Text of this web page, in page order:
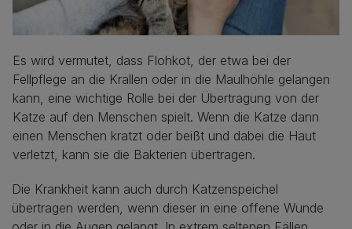
Es wird vermutet, dass Flohkot, der etwa bei der
Fellpflege an die Krallen oder in die Maulhöhle gelangen
kann, eine wichtige Rolle bei der Übertragung von der
Katze auf den Menschen spielt. Wenn die Katze dann
einen Menschen kratzt oder beißt und dabei die Haut
verletzt, kann sie die Bakterien übertragen.
Die Krankheit kann auch durch Katzenspeichel
übertragen werden, wenn dieser in eine offene Wunde